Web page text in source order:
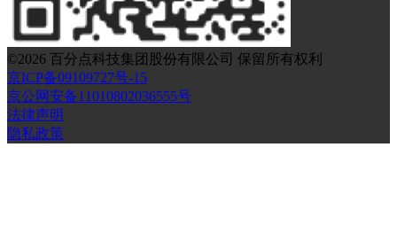
©2026 百分点科技集团股份有限公司 保留所有权利
京ICP备09109727号-15
京公网安备11010802036555号
法律声明
隐私政策